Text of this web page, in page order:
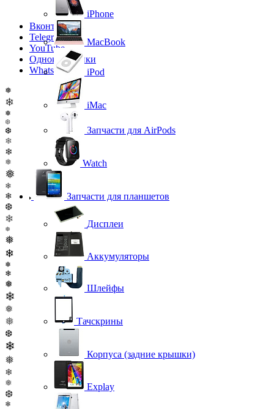
Вконтакте
Telegram
YouTube
Одноклассники
WhatsApp
❅
❄
❅
❆
❆
❄
❄
❅
❅
❄
❄
❆
❄
❅
❅
❄
❅
❄
❅
❄
❅
❅
❆
❄
❅
❄
❅
❆
❄
iPhone
MacBook
iPod
iMac
Запчасти для AirPods
Watch
Запчасти для планшетов
Дисплеи
Аккумуляторы
Шлейфы
Тачскрины
Корпуса (задние крышки)
Explay